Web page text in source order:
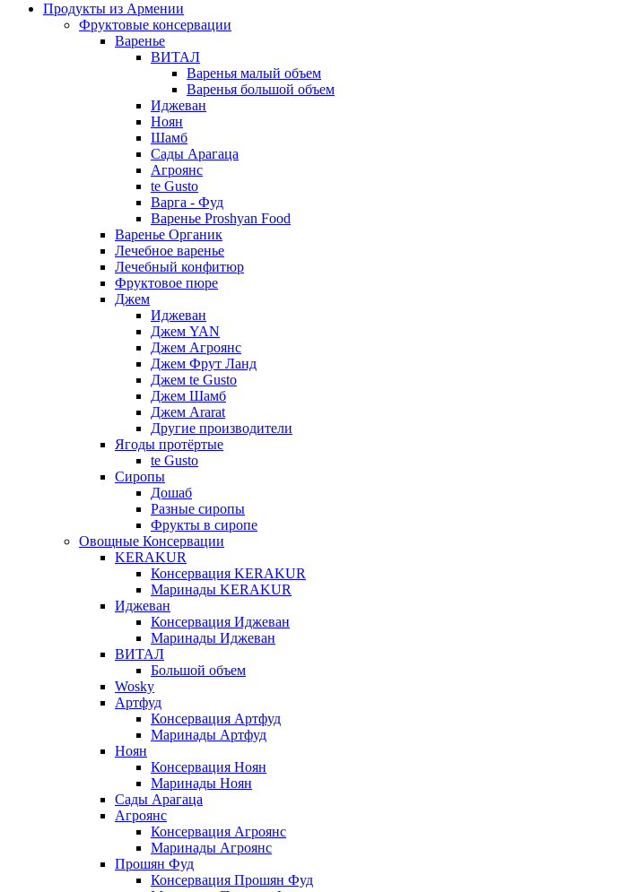
Продукты из Армении
Фруктовые консервации
Варенье
ВИТАЛ
Варенья малый объем
Варенья большой объем
Иджеван
Ноян
Шамб
Сады Арагаца
Агроянс
te Gusto
Варга - Фуд
Варенье Proshyan Food
Варенье Органик
Лечебное варенье
Лечебный конфитюр
Фруктовое пюре
Джем
Иджеван
Джем YAN
Джем Агроянс
Джем Фрут Ланд
Джем te Gusto
Джем Шамб
Джем Ararat
Другие производители
Ягоды протёртые
te Gusto
Сиропы
Дошаб
Разные сиропы
Фрукты в сиропе
Овощные Консервации
KERAKUR
Консервация KERAKUR
Маринады KERAKUR
Иджеван
Консервация Иджеван
Маринады Иджеван
ВИТАЛ
Большой объем
Wosky
Артфуд
Консервация Артфуд
Маринады Артфуд
Ноян
Консервация Ноян
Маринады Ноян
Сады Арагаца
Агроянс
Консервация Агроянс
Маринады Агроянс
Прошян Фуд
Консервация Прошян Фуд